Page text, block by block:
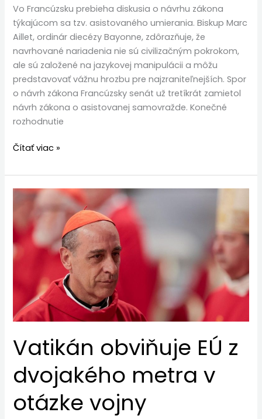
Vo Francúzsku prebieha diskusia o návrhu zákona
týkajúcom sa tzv. asistovaného umierania. Biskup Marc
Aillet, ordinár diecézy Bayonne, zdôrazňuje, že
navrhované nariadenia nie sú civilizačným pokrokom,
ale sú založené na jazykovej manipulácii a môžu
predstavovať vážnu hrozbu pre najzraniteľnejších. Spor
o návrh zákona Francúzsky senát už tretíkrát zamietol
návrh zákona o asistovanej samovražde. Konečné
rozhodnutie
Čítať viac »
Vatikán obviňuje EÚ z
dvojakého metra v
otázke vojny
Vatikán
obviňuje
EÚ
dvojakého
otázke
vojny